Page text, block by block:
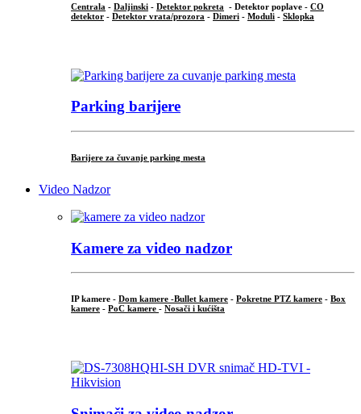
Centrala - Daljinski - Detektor pokreta - Detektor poplave - CO
detektor - Detektor vrata/prozora - Dimeri - Moduli - Sklopka
Parking barijere
Barijere za čuvanje parking mesta
Video Nadzor
Kamere za video nadzor
IP kamere - Dom kamere -Bullet kamere - Pokretne PTZ kamere - Box
kamere - PoC kamere - Nosači i kućišta